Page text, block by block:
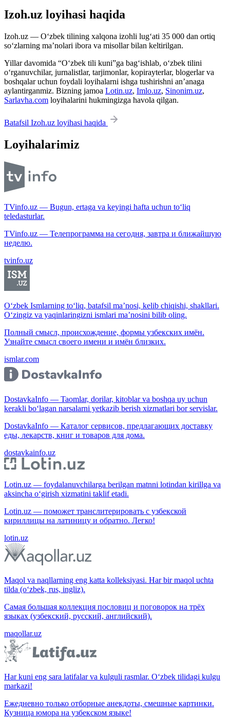
Izoh.uz loyihasi haqida
Izoh.uz — O‘zbek tilining xalqona izohli lug‘ati 35 000 dan ortiq
so‘zlarning ma’nolari ibora va misollar bilan keltirilgan.
Yillar davomida “O‘zbek tili kuni”ga bag‘ishlab, o‘zbek tilini
o‘rganuvchilar, jurnalistlar, tarjimonlar, kopirayterlar, blogerlar va
boshqalar uchun foydali loyihalarni ishga tushirishni an’anaga
aylantirganmiz. Bizning jamoa Lotin.uz, Imlo.uz, Sinonim.uz,
Sarlavha.com loyihalarini hukmingizga havola qilgan.
Batafsil Izoh.uz loyihasi haqida
Loyihalarimiz
TVinfo.uz — Bugun, ertaga va keyingi hafta uchun to‘liq
teledasturlar.
TVinfo.uz — Телепрограмма на сегодня, завтра и ближайшую
неделю.
tvinfo.uz
O‘zbek Ismlarning to‘liq, batafsil ma’nosi, kelib chiqishi, shakllari.
O‘zingiz va yaqinlaringizni ismlari ma’nosini bilib oling.
Полный смысл, происхождение, формы узбекских имён.
Узнайте смысл своего имени и имён близких.
ismlar.com
DostavkaInfo — Taomlar, dorilar, kitoblar va boshqa uy uchun
kerakli bo‘lagan narsalarni yetkazib berish xizmatlari bor servislar.
DostavkaInfo — Каталог сервисов, предлагающих доставку
еды, лекарств, книг и товаров для дома.
dostavkainfo.uz
Lotin.uz — foydalanuvchilarga berilgan matnni lotindan kirillga va
aksincha o‘girish xizmatini taklif etadi.
Lotin.uz — поможет транслитерировать с узбекской
кириллицы на латиницу и обратно. Легко!
lotin.uz
Maqol va naqllarning eng katta kolleksiyasi. Har bir maqol uchta
tilda (o‘zbek, rus, ingliz).
Самая большая коллекция пословиц и поговорок на трёх
языках (узбекский, русский, английский).
maqollar.uz
Har kuni eng sara latifalar va kulguli rasmlar. O‘zbek tilidagi kulgu
markazi!
Ежедневно только отборные анекдоты, смешные картинки.
Кузница юмора на узбекском языке!